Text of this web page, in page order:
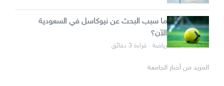
ما سبب البحث عن نيوكاسل في السعودية
الآن؟
رياضة · قراءة 3 دقائق
المزيد من أخبار الجامعة